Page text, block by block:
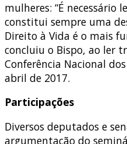
mulheres: “É
constitui sempre uma
Direito à Vida é o mais
concluiu o Bispo, ao ler
Conferência Nacional
abril de 2017.
Participações
Diversos deputados e
argumentação do